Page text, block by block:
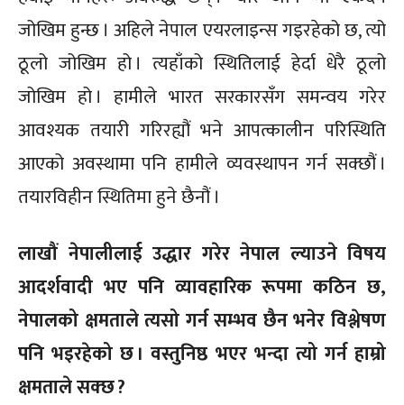
जोखिम हुन्छ । अहिले नेपाल एयरलाइन्स गइरहेको छ, त्यो
ठूलो जोखिम हो । त्यहाँको स्थितिलाई हेर्दा धेरै ठूलो
जोखिम हो । हामीले भारत सरकारसँग समन्वय गरेर
आवश्यक तयारी गरिरह्यौं भने आपत्कालीन परिस्थिति
आएको अवस्थामा पनि हामीले व्यवस्थापन गर्न सक्छौं ।
तयारविहीन स्थितिमा हुने छैनौं ।
लाखौं नेपालीलाई उद्धार गरेर नेपाल ल्याउने विषय
आदर्शवादी भए पनि व्यावहारिक रूपमा कठिन छ,
नेपालको क्षमताले त्यसो गर्न सम्भव छैन भनेर विश्लेषण
पनि भइरहेको छ । वस्तुनिष्ठ भएर भन्दा त्यो गर्न हाम्रो
क्षमताले सक्छ ?